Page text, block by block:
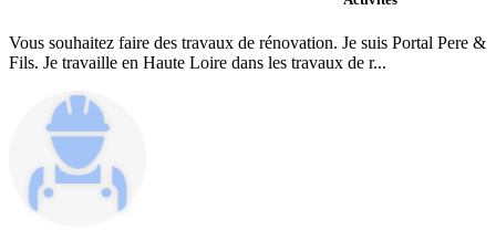
Vous souhaitez faire des travaux de rénovation. Je suis Portal Pere &
Fils. Je travaille en Haute Loire dans les travaux de r...